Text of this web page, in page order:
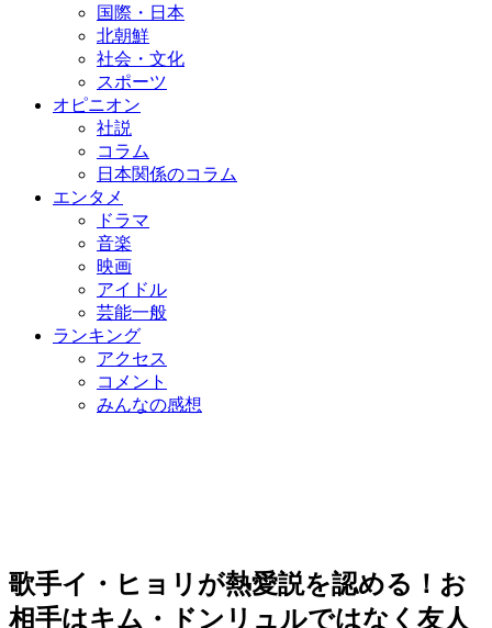
国際・日本
北朝鮮
社会・文化
スポーツ
オピニオン
社説
コラム
日本関係のコラム
エンタメ
ドラマ
音楽
映画
アイドル
芸能一般
ランキング
アクセス
コメント
みんなの感想
歌手イ・ヒョリが熱愛説を認める！お
相手はキム・ドンリュルではなく友人